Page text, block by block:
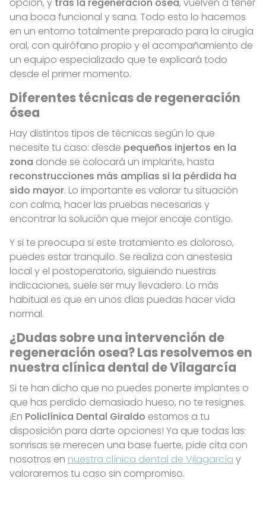
una boca funcional y sana. Todo esto lo hacemos
en un entorno totalmente preparado para la cirugía
oral, con quirófano propio y el acompañamiento de
un equipo especializado que te explicará todo
desde el primer momento.
Diferentes técnicas de regeneración
ósea
Hay distintos tipos de técnicas según lo que
necesite tu caso: desde pequeños injertos en la
zona donde se colocará un implante, hasta
reconstrucciones más amplias si la pérdida ha
sido mayor. Lo importante es valorar tu situación
con calma, hacer las pruebas necesarias y
encontrar la solución que mejor encaje contigo.
Y si te preocupa si este tratamiento es doloroso,
puedes estar tranquilo. Se realiza con anestesia
local y el postoperatorio, siguiendo nuestras
indicaciones, suele ser muy llevadero. Lo más
habitual es que en unos días puedas hacer vida
normal.
¿Dudas sobre una intervención de
regeneración osea? Las resolvemos en
nuestra clínica dental de Vilagarcía
Si te han dicho que no puedes ponerte implantes o
que has perdido demasiado hueso, no te resignes.
¡En Policlínica Dental Giraldo estamos a tu
disposición para darte opciones! Ya que todas las
sonrisas se merecen una base fuerte, pide cita con
nosotros en nuestra clínica dental de Vilagarcía y
valoraremos tu caso sin compromiso.